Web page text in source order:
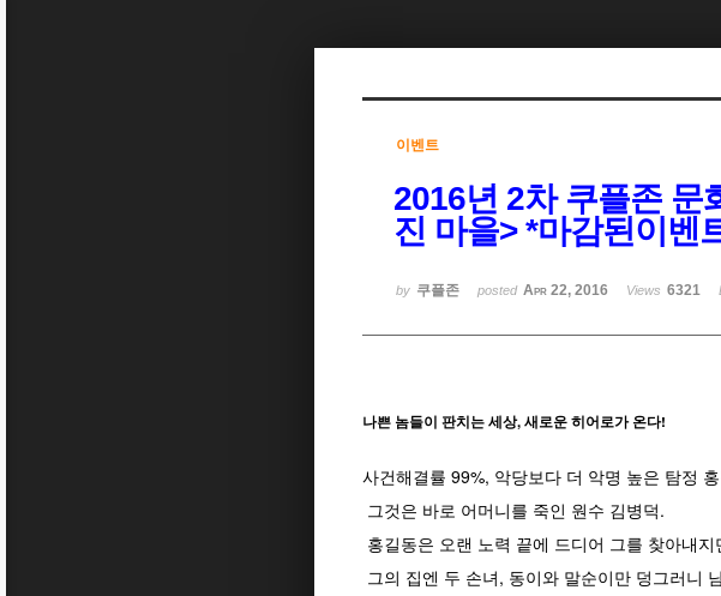
이벤트
2016년 2차 쿠플존 문
진 마을> *마감된이벤
by 쿠플존 posted Apr 22, 2016 Views 6321
나쁜 놈들이 판치는 세상, 새로운 히어로가 온다!
사건해결률 99%, 악당보다 더 악명 높은 탐정
그것은 바로 어머니를 죽인 원수 김병덕.
홍길동은 오랜 노력 끝에 드디어 그를 찾아내
그의 집엔 두 손녀, 동이와 말순이만 덩그러니
Sketchbook5, 스케치북5
Sketchbook5, 스케치북5